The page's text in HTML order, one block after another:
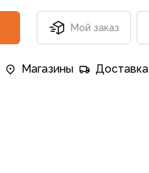
Мой заказ
Магазины Доставка